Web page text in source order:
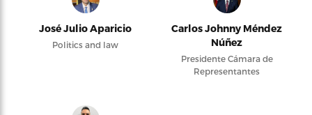
José Julio Aparicio
Politics and law
Carlos Johnny Méndez
Núñez
Presidente Cámara de
Representantes